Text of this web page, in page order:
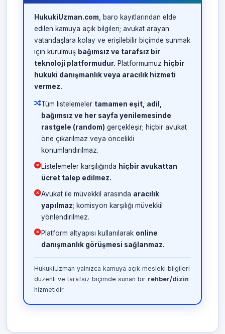
HukukiUzman.com , baro kayıtlarından elde
edilen kamuya açık bilgileri; avukat arayan
vatandaşlara kolay ve erişilebilir biçimde sunmak
için kurulmuş bağımsız ve tarafsız bir
teknoloji platformudur. Platformumuz hiçbir
hukuki danışmanlık veya aracılık hizmeti
vermez.
Tüm listelemeler tamamen eşit, adil,
bağımsız ve her sayfa yenilemesinde
rastgele (random) gerçekleşir; hiçbir avukat
öne çıkarılmaz veya öncelikli
konumlandırılmaz.
Listelemeler karşılığında hiçbir avukattan
ücret talep edilmez.
Avukat ile müvekkil arasında aracılık
yapılmaz; komisyon karşılığı müvekkil
yönlendirilmez.
Platform altyapısı kullanılarak online
danışmanlık görüşmesi sağlanmaz.
HukukiUzman yalnızca kamuya açık mesleki bilgileri
düzenli ve tarafsız biçimde sunan bir rehber/dizin
hizmetidir.